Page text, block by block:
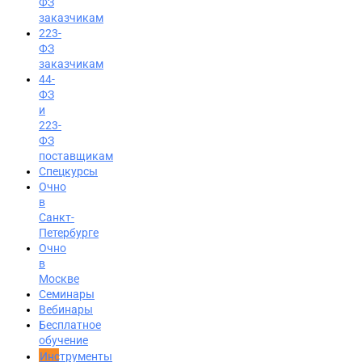
Вход на портал
8 (800) 200-24-26
заказчикам
223-
ФЗ
заказчикам
44-
ФЗ
и
223-
ФЗ
поставщикам
Спецкурсы
Очно
в
Санкт-
Петербурге
Очно
в
Москве
Семинары
Вебинары
Бесплатное
обучение
Инструменты